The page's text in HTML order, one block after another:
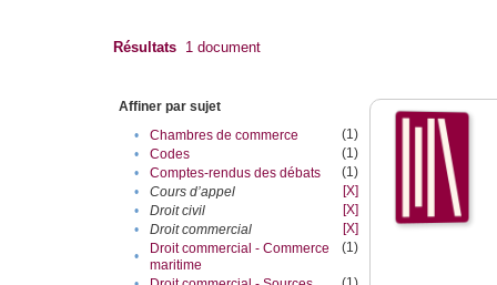
Résultats 1 document
Affiner par sujet
•
Chambres de commerce
(1)
•
Codes
(1)
•
Comptes-rendus des débats
(1)
•
Cours d’appel
[X]
•
Droit civil
[X]
•
Droit commercial
[X]
•
Droit commercial - Commerce
maritime
(1)